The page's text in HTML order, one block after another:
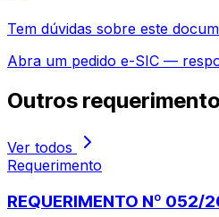
Tem dúvidas sobre este
Abra um pedido e-SIC —
Outros
Ver todos
Requerimento
REQUERIMENTO Nº 052/